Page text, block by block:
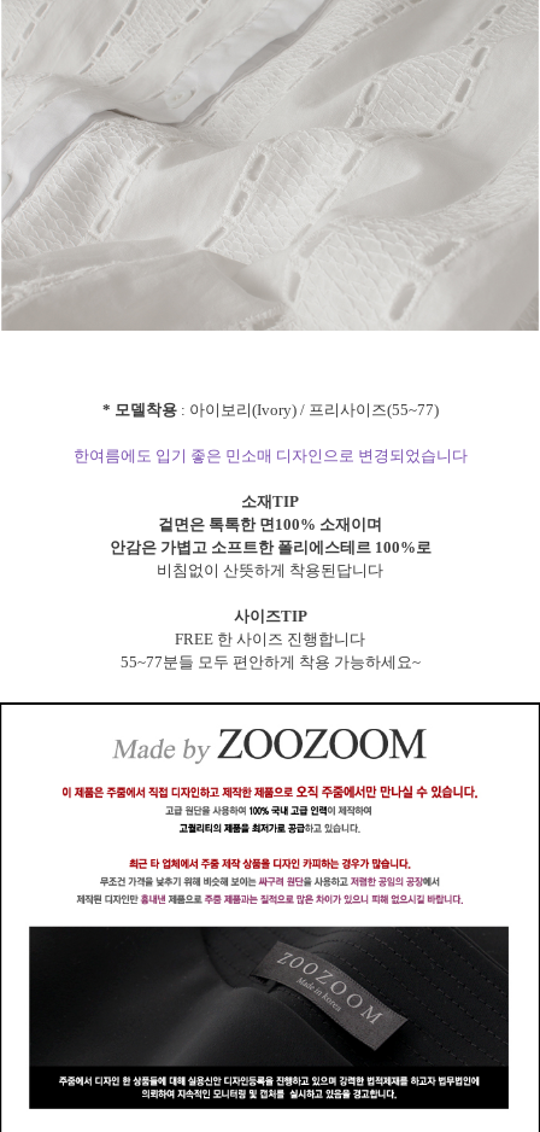
* 모델착용: 아이보리(Ivory) / 프리사이즈(55~77)
한여름에도 입기 좋은 민소매 디자인으로 변경되었습니다
소재TIP
겉면은 톡톡한 면100% 소재이며
안감은 가볍고 소프트한 폴리에스테르 100%로
비침없이 산뜻하게 착용된답니다
사이즈TIP
FREE 한 사이즈 진행합니다
55~77분들 모두 편안하게 착용 가능하세요~